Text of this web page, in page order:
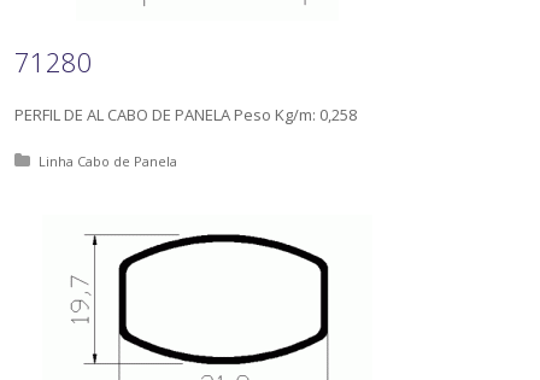
71280
PERFIL DE AL CABO DE PANELA Peso Kg/m: 0,258
Posted in:
Linha Cabo de Panela